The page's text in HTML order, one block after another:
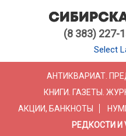
(8 383) 227-
Select
АНТИКВАРИАТ.
КНИГИ. ГАЗЕТЫ.
АКЦИИ, БАНКНОТЫ
РЕДКОСТИ И